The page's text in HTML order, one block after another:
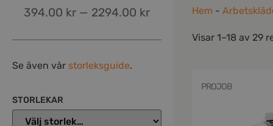
394.00 kr — 2294.00 kr
Se även vår storleksguide.
STORLEKAR
Hem -
Visar 1–18 av 29
PROJOB